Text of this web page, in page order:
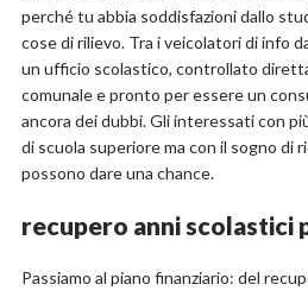
perché tu abbia soddisfazioni dallo
cose di rilievo. Tra i veicolatori di info
un ufficio scolastico, controllato
comunale e pronto per essere un
ancora dei dubbi. Gli interessati con
di scuola superiore ma con il sogno di
possono dare una chance.
recupero anni scolastici
Passiamo al piano finanziario: del